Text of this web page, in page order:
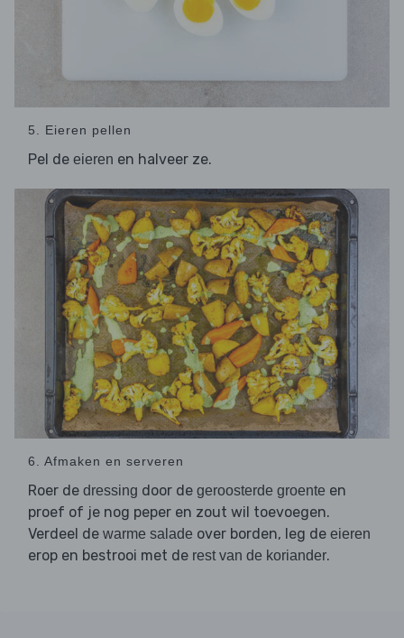
5. Eieren pellen
Pel de eieren en halveer ze.
6. Afmaken en serveren
Roer de dressing door de geroosterde groente en
proef of je nog peper en zout wil toevoegen.
Verdeel de warme salade over borden, leg de eieren
erop en bestrooi met de rest van de koriander.